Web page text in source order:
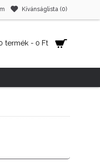
Kívánságlista (0)
termék - 0 Ft